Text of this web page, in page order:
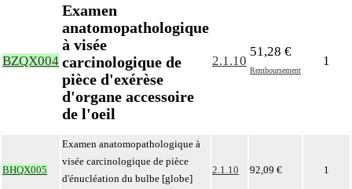
BZQX004
Examen
anatomopathologique
à visée
carcinologique de
pièce d'exérèse
d'organe accessoire
de l'oeil
2.1.10
51,28 €
Remboursement
1
BHQX005
Examen anatomopathologique à
visée carcinologique de pièce
d'énucléation du bulbe [globe]
2.1.10 92,09 € 1